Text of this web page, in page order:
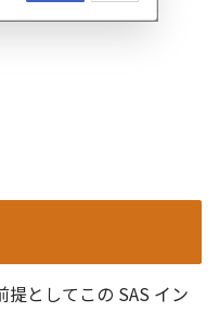
としてこの SAS イン